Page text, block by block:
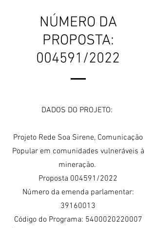
NÚMERO DA
PROPOSTA:
004591/2022
DADOS DO PROJETO:
Projeto Rede Soa Sirene, Comunicação
Popular em comunidades vulneráveis à
mineração.
Proposta 004591/2022
Número da emenda parlamentar:
39160013
Código do Programa: 5400020220007